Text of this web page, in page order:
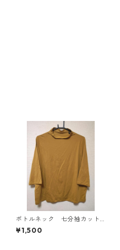
ボトルネック 七分袖カット
ソー ４Ｌ マスタード KA
E-4818
¥1,500